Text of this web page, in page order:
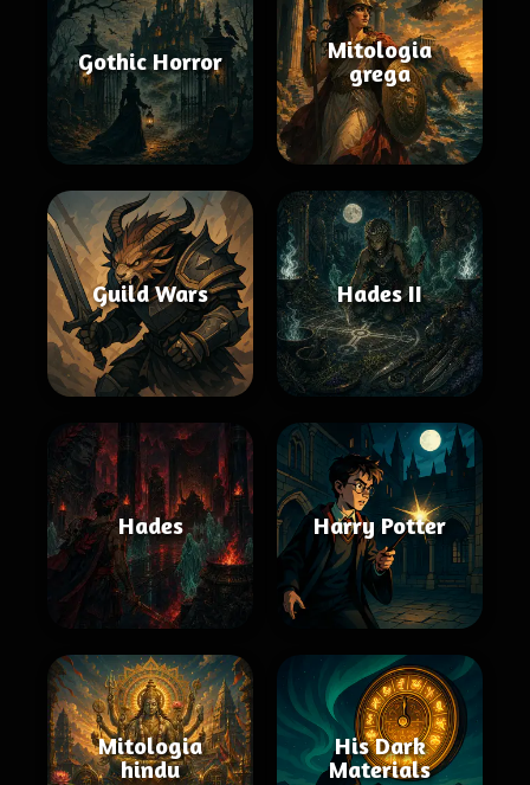
Gothic Horror
Mitologia
grega
Guild Wars Hades II
Hades Harry Potter
Mitologia
hindu
His Dark
Materials